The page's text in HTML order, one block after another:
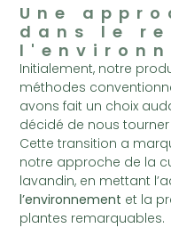
Une
dans le
Initialement, notre
méthodes
avons fait un choix
décidé de nous tourner
Cette transition a
notre approche de la
lavandin, en mettant
l’environnement et la
plantes remarquables.